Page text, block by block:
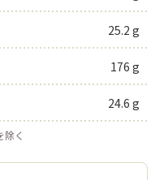
25.2 g
176 g
24.6 g
除く